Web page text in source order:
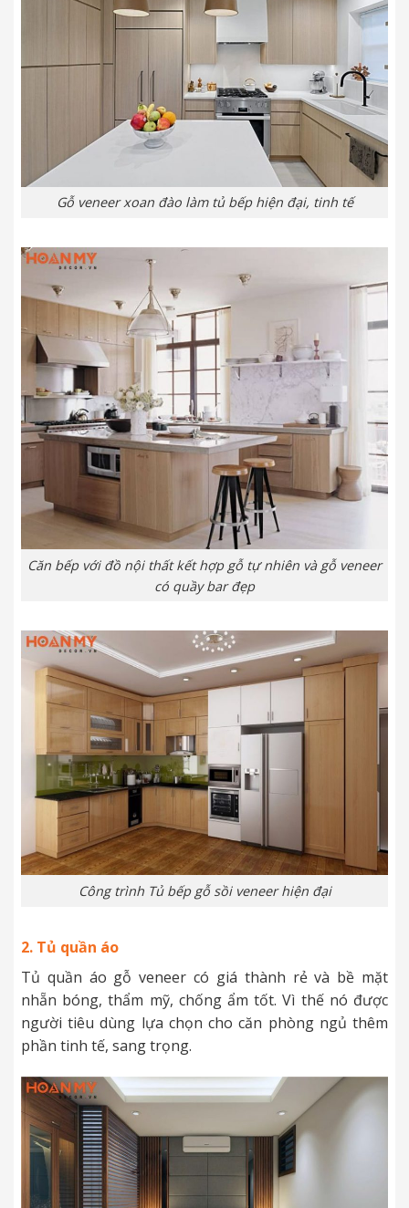
Gỗ veneer xoan đào làm tủ bếp hiện đại, tinh tế
Căn bếp với đồ nội thất kết hợp gỗ tự nhiên và gỗ veneer
có quầy bar đẹp
Công trình Tủ bếp gỗ sồi veneer hiện đại
2. Tủ quần áo
Tủ quần áo gỗ veneer có giá thành rẻ và bề mặt
nhẵn bóng, thẩm mỹ, chống ẩm tốt. Vì thế nó được
người tiêu dùng lựa chọn cho căn phòng ngủ thêm
phần tinh tế, sang trọng.